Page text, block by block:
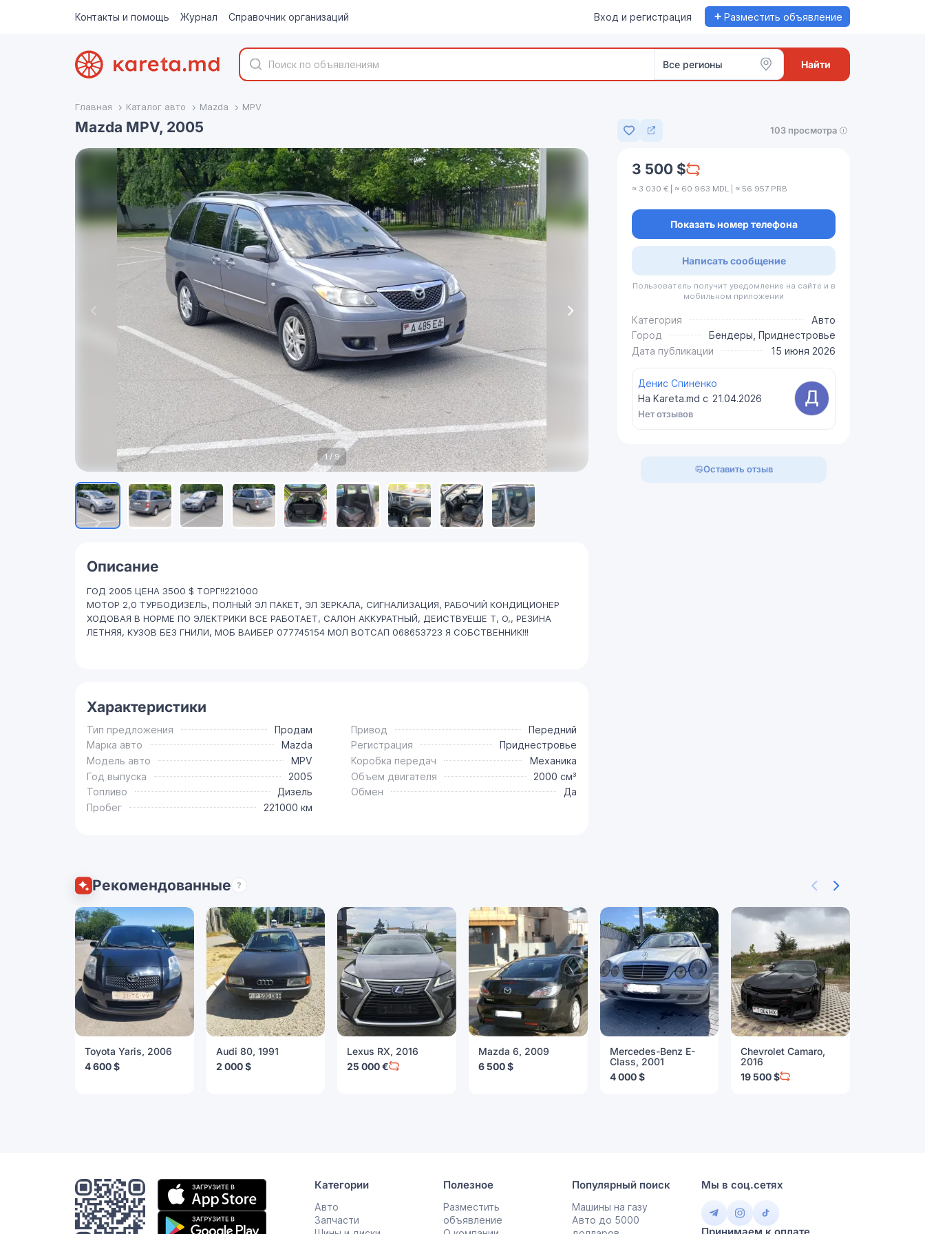
Контакты и помощь Журнал Справочник организаций Вход и регистрация + Разместить объявление
Все регионы Найти
Главная Каталог авто Mazda MPV
Mazda MPV, 2005
Добавить в избранное
103 просмотра
1/ 9
Описание
ГОД 2005 ЦЕНА 3500 $ ТОРГ!!221000
МОТОР 2,0 ТУРБОДИЗЕЛЬ, ПОЛНЫЙ ЭЛ ПАКЕТ, ЭЛ ЗЕРКАЛА, СИГНАЛИЗАЦИЯ, РАБОЧИЙ КОНДИЦИОНЕР
ХОДОВАЯ В НОРМЕ ПО ЭЛЕКТРИКИ ВСЕ РАБОТАЕТ, САЛОН АККУРАТНЫЙ, ДЕИСТВУЕШЕ Т, О,, РЕЗИНА
ЛЕТНЯЯ, КУЗОВ БЕЗ ГНИЛИ, МОБ ВАИБЕР 077745154 МОЛ ВОТСАП 068653723 Я СОБСТВЕННИК!!!
Характеристики
Тип предложения
Продам
Марка авто
Mazda
Модель авто
MPV
Год выпуска
2005
Топливо
Дизель
Пробег
221000 км
Привод
Передний
Регистрация
Приднестровье
Коробка передач
Механика
Объем двигателя
2000 см³
Обмен
Да
3 500 $
≈ 3 030 € | ≈ 60 963 MDL | ≈ 56 957 PRB
Показать номер телефона
Написать сообщение
Пользователь получит уведомление на сайте и в
мобильном приложении
Категория
Авто
Город
Бендеры, Приднестровье
Дата публикации
15 июня 2026
Денис Спиненко
На Kareta.md с 21.04.2026
Нет отзывов
Оставить отзыв
Рекомендованные ?
Toyota Yaris, 2006
4 600 $
Audi 80, 1991
2 000 $
Lexus RX, 2016
25 000 €
Mazda 6, 2009
6 500 $
Mercedes-Benz E-
Class, 2001
4 000 $
Chevrolet Camaro,
2016
19 500 $
Мобильное
приложение
Категории
Авто
Запчасти
Полезное
Разместить
объявление
Популярный поиск
Машины на газу
Авто до 5000
Мы в соц.сетях